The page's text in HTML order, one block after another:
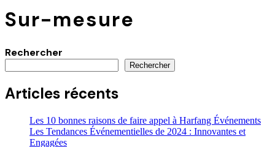
Sur-mesure
Rechercher
Rechercher
Articles récents
Les 10 bonnes raisons de faire appel à Harfang Événements
Les Tendances Événementielles de 2024 : Innovantes et
Engagées